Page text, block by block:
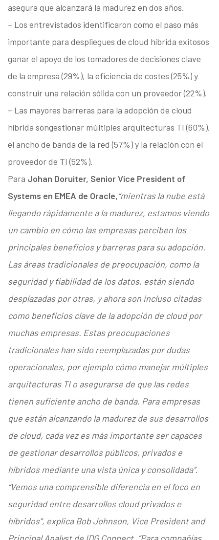
asegura que alcanzará la madurez en dos años.
– Los entrevistados identificaron como el paso más
importante para despliegues de cloud híbrida exitosos
ganar el apoyo de los tomadores de decisiones clave
de la empresa (29%), la eficiencia de costes (25%) y
construir una relación sólida con un proveedor (22%).
– Las mayores barreras para la adopción de cloud
híbrida songestionar múltiples arquitecturas TI (60%),
el ancho de banda de la red (57%) y la relación con el
proveedor de TI (52%).
Para Johan Doruiter, Senior Vice President of
Systems en EMEA de Oracle,“mientras la nube está
llegando rápidamente a la madurez, estamos viendo
un cambio en cómo las empresas perciben los
principales beneficios y barreras para su adopción.
Las áreas tradicionales de preocupación, como la
seguridad y fiabilidad de los datos, están siendo
desplazadas por otras, y ahora son incluso citadas
como beneficios clave de la adopción de cloud por
muchas empresas. Estas preocupaciones
tradicionales han sido reemplazadas por dudas
operacionales, por ejemplo cómo manejar múltiples
arquitecturas TI o asegurarse de que las redes
tienen suficiente ancho de banda. Para empresas
que están alcanzando la madurez de sus desarrollos
de cloud, cada vez es más importante ser capaces
de gestionar desarrollos públicos, privados e
híbridos mediante una vista única y consolidada”.
“Vemos una comprensible diferencia en el foco en
seguridad entre desarrollos cloud privados e
híbridos”, explica Bob Johnson, Vice President and